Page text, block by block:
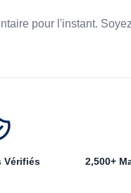
pour l'instant.
Vérifiés 2,500+